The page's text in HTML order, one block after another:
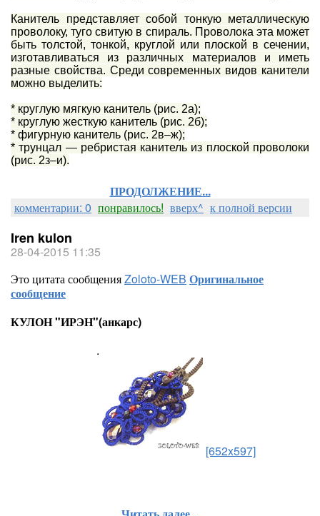
Канитель представляет собой тонкую металлическую
проволоку, туго свитую в спираль. Проволока эта может
быть толстой, тонкой, круглой или плоской в сечении,
изготавливаться из различных материалов и иметь
разные свойства. Среди современных видов канители
можно выделить:
* круглую мягкую канитель (рис. 2а);
* круглую жесткую канитель (рис. 2б);
* фигурную канитель (рис. 2в–ж);
* трунцал — ребристая канитель из плоской проволоки
(рис. 2з–и).
ПРОДОЛЖЕНИЕ...
комментарии: 0 понравилось! вверх^ к полной версии
Iren kulon
28-04-2015 11:35
Это цитата сообщенияZoloto-WEB Оригинальное
сообщение
КУЛОН "ИРЭН"(анкарс)
.
[652x597]